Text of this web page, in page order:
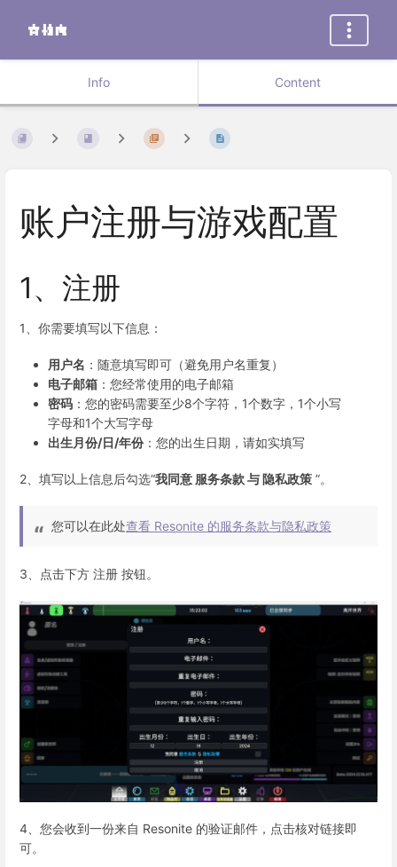
Info Content
账户注册与游戏配置
1、注册
1、你需要填写以下信息：
用户名 ：随意填写即可（避免用户名重复）
电子邮箱 ：您经常使用的电子邮箱
密码 ：您的密码需要至少8个字符，1个数字，1个小写
字母和1个大写字母
出生月份/日/年份：您的出生日期，请如实填写
2、 填写以上信息后勾选“我同意 服务条款与隐私政策 ”。
您可以在此处查看 Resonite 的服务条款与隐私政策
3、 点击下方 注册 按钮。
4、 您会收到一份来自 Resonite 的验证邮件，点击核对链接即
可。